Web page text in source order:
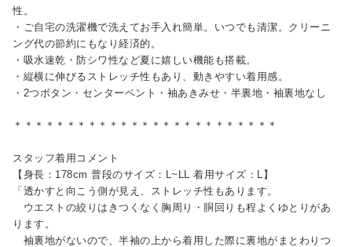
性。
・ご自宅の洗濯機で洗えてお手入れ簡単。いつでも清潔。クリーニ
ング代の節約にもなり経済的。
・吸水速乾・防シワ性など夏に嬉しい機能も搭載。
・縦横に伸びるストレッチ性もあり、動きやすい着用感。
・2つボタン・センターベント・袖あきみせ・半裏地・袖裏地なし
＊＊＊＊＊＊＊＊＊＊＊＊＊＊＊＊＊＊＊＊＊＊＊＊＊
スタッフ着用コメント
【身長：178cm 普段のサイズ：L~LL 着用サイズ：L】
「透かすと向こう側が見え、ストレッチ性もあります。
ウエストの絞りはきつくなく胸周り・胴回りも程よくゆとりがあ
ります。
袖裏地がないので、半袖の上から着用した際に裏地がまとわりつ